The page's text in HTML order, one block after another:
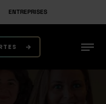
ENTREPRISES